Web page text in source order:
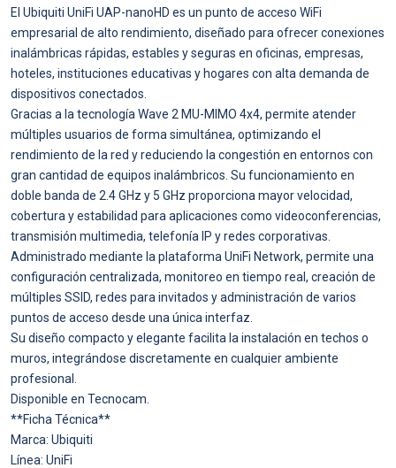
El Ubiquiti UniFi UAP-nanoHD es un punto de acceso WiFi
empresarial de alto rendimiento, diseñado para ofrecer conexiones
inalámbricas rápidas, estables y seguras en oficinas, empresas,
hoteles, instituciones educativas y hogares con alta demanda de
dispositivos conectados.
Gracias a la tecnología Wave 2 MU-MIMO 4x4, permite atender
múltiples usuarios de forma simultánea, optimizando el
rendimiento de la red y reduciendo la congestión en entornos con
gran cantidad de equipos inalámbricos. Su funcionamiento en
doble banda de 2.4 GHz y 5 GHz proporciona mayor velocidad,
cobertura y estabilidad para aplicaciones como videoconferencias,
transmisión multimedia, telefonía IP y redes corporativas.
Administrado mediante la plataforma UniFi Network, permite una
configuración centralizada, monitoreo en tiempo real, creación de
múltiples SSID, redes para invitados y administración de varios
puntos de acceso desde una única interfaz.
Su diseño compacto y elegante facilita la instalación en techos o
muros, integrándose discretamente en cualquier ambiente
profesional.
Disponible en Tecnocam.
**Ficha Técnica**
Marca: Ubiquiti
Línea: UniFi